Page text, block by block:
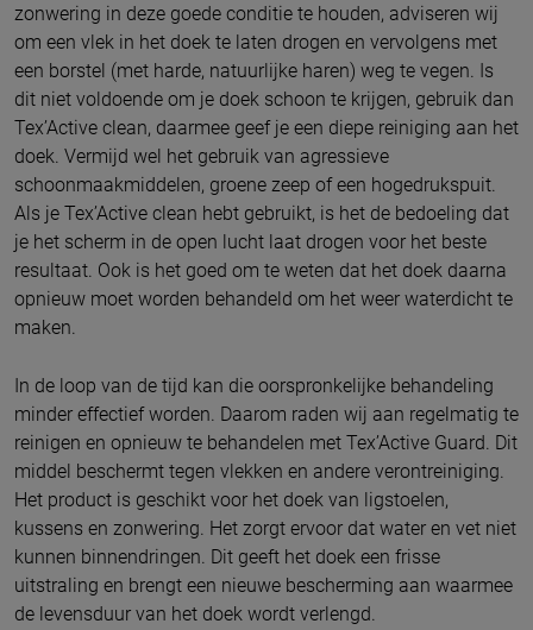
zonwering in deze goede conditie te houden, adviseren wij
om een vlek in het doek te laten drogen en vervolgens met
een borstel (met harde, natuurlijke haren) weg te vegen. Is
dit niet voldoende om je doek schoon te krijgen, gebruik dan
Tex’Active clean, daarmee geef je een diepe reiniging aan het
doek. Vermijd wel het gebruik van agressieve
schoonmaakmiddelen, groene zeep of een hogedrukspuit.
Als je Tex’Active clean hebt gebruikt, is het de bedoeling dat
je het scherm in de open lucht laat drogen voor het beste
resultaat. Ook is het goed om te weten dat het doek daarna
opnieuw moet worden behandeld om het weer waterdicht te
maken.
In de loop van de tijd kan die oorspronkelijke behandeling
minder effectief worden. Daarom raden wij aan regelmatig te
reinigen en opnieuw te behandelen met Tex’Active Guard. Dit
middel beschermt tegen vlekken en andere verontreiniging.
Het product is geschikt voor het doek van ligstoelen,
kussens en zonwering. Het zorgt ervoor dat water en vet niet
kunnen binnendringen. Dit geeft het doek een frisse
uitstraling en brengt een nieuwe bescherming aan waarmee
de levensduur van het doek wordt verlengd.